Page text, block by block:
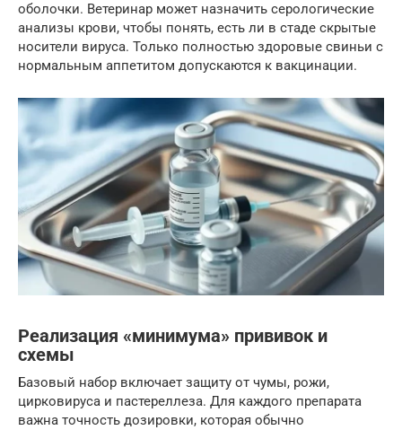
оболочки. Ветеринар может назначить серологические
анализы крови, чтобы понять, есть ли в стаде скрытые
носители вируса. Только полностью здоровые свиньи с
нормальным аппетитом допускаются к вакцинации.
Реализация «минимума» прививок и
схемы
Базовый набор включает защиту от чумы, рожи,
цирковируса и пастереллеза. Для каждого препарата
важна точность дозировки, которая обычно